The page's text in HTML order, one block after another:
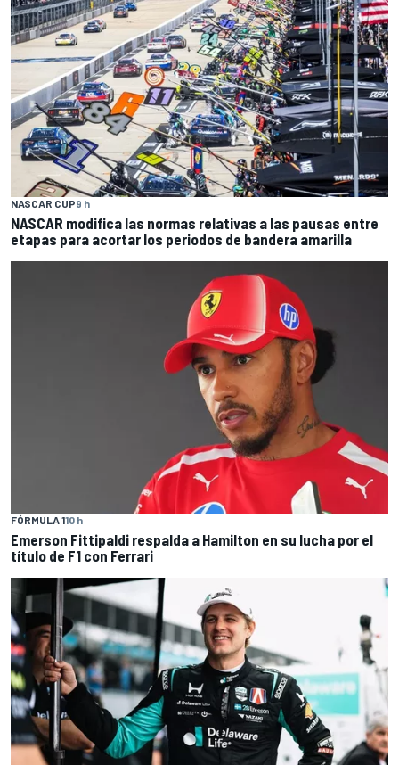
NASCAR CUP9 h
NASCAR modifica las normas relativas a las pausas entre
etapas para acortar los periodos de bandera amarilla
FÓRMULA 110 h
Emerson Fittipaldi respalda a Hamilton en su lucha por el
título de F1 con Ferrari